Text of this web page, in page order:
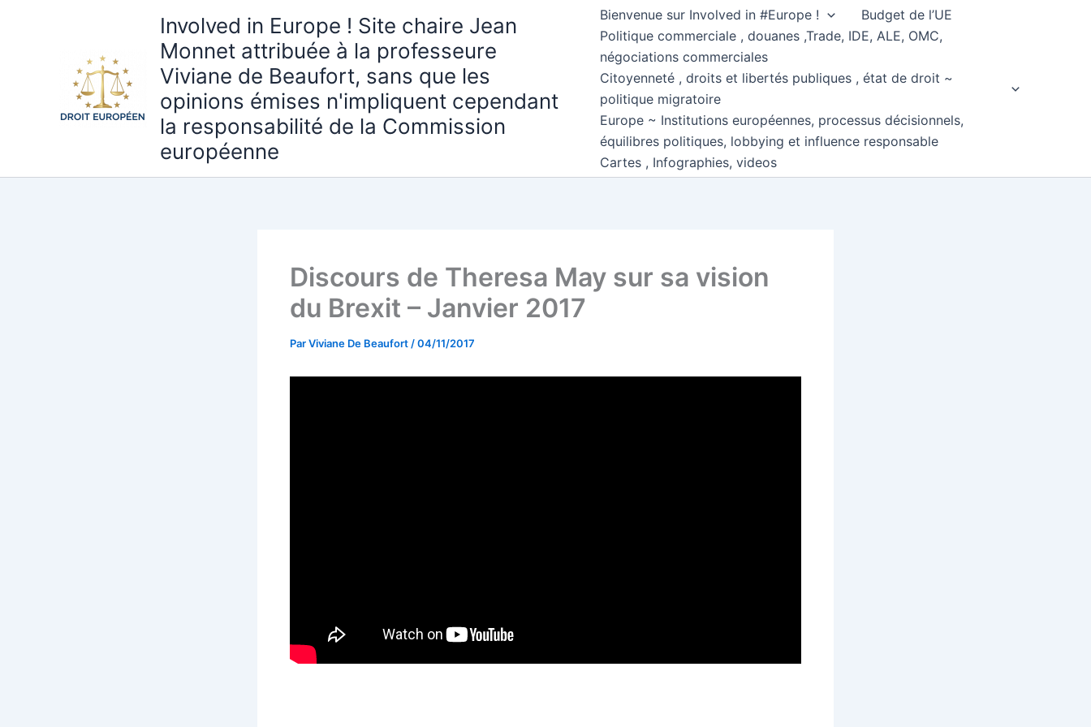
Involved in Europe ! Site chaire Jean
Monnet attribuée à la professeure
Viviane de Beaufort, sans que les
opinions émises n'impliquent cependant
la responsabilité de la Commission
européenne
Bienvenue sur Involved in #Europe !
Budget de l’UE
Politique commerciale , douanes ,Trade, IDE, ALE, OMC,
négociations commerciales
Citoyenneté , droits et libertés publiques , état de droit ~
politique migratoire
Europe ~ Institutions européennes, processus décisionnels,
équilibres politiques, lobbying et influence responsable
Cartes , Infographies, videos
Discours de Theresa May sur sa vision
du Brexit – Janvier 2017
ParViviane De Beaufort /04/11/2017